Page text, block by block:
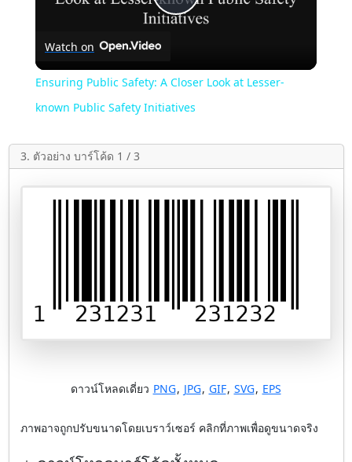
Play
Watch on
Ensuring Public Safety: A Closer Look at Lesser-
known Public Safety Initiatives
3. ตัวอย่าง บาร์โค้ด 1 / 3
ดาวน์โหลดเดี่ยว PNG, JPG, GIF, SVG, EPS
ภาพอาจถูกปรับขนาดโดยเบราว์เซอร์ คลิกที่ภาพเพื่อดูขนาดจริง